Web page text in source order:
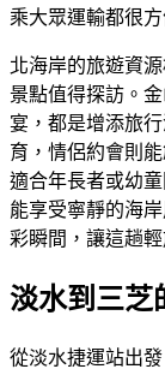
乘大眾運輸都很
北海岸的旅遊資
景點值得探訪。
宴，都是增添旅
育，情侶約會則
適合年長者或幼
能享受寧靜的海
彩瞬間，讓這趟
淡水到三芝
從淡水捷運站出